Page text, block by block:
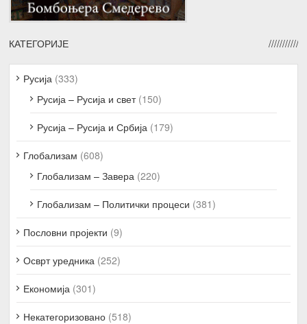
КАТЕГОРИЈЕ
Русија (333)
Русија – Русија и свет(150)
Русија – Русија и Србија (179)
Глобализам (608)
Глобализам – Завера (220)
Глобализам – Политички процеси (381)
Пословни пројекти (9)
Осврт уредника (252)
Економија (301)
Некатегоризовано (518)